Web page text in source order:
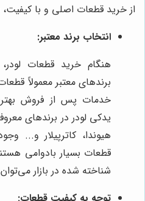
از خرید قطعات اصلی و با کیفیت،
انتخاب برند معتبر:
هنگام خرید قطعات
برندهای معتبر معمولاً
خدمات پس از فروش بهتری
یدکی لودر در برندهای
هیوندا، کاترپیلار و...
قطعات بسیار بادوامی
شناخته شده در بازار